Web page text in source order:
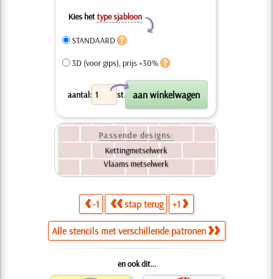
Kies hettype sjabloon
Y
STANDAARD
3D (voor gips), prijs +30%
aantal: st.
X
Passende designs:
Kettingmetselwerk
Vlaams metselwerk
-1 stap terug +1
Alle stencils met verschillende patronen
en ook dit...